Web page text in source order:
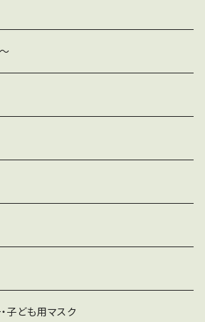
子ども用マスク